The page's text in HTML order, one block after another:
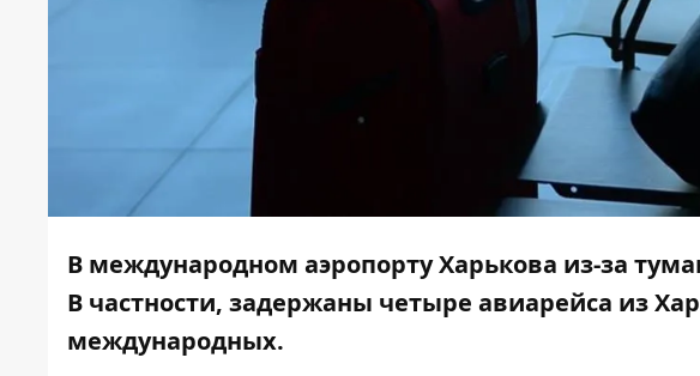
В международном аэропорту Харькова из-за
В частности, задержаны четыре авиарейса из
международных.